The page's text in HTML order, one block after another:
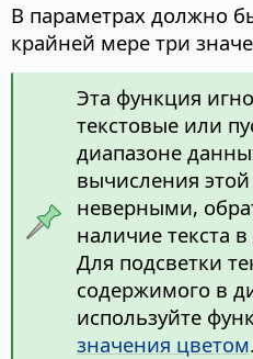
В параметрах должно
крайней мере три
Эта функция
текстовые или
диапазоне
вычисления
неверными,
наличие текста
Для подсветки
содержимого в
используйте
значения цветом.